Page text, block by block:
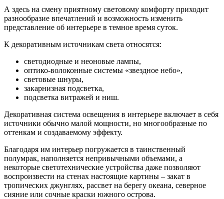
А здесь на смену приятному световому комфорту приходит
разнообразие впечатлений и возможность изменить
представление об интерьере в темное время суток.
К декоративным источникам света относятся:
светодиодные и неоновые лампы,
оптико-волоконные системы «звездное небо»,
световые шнуры,
закарнизная подсветка,
подсветка витражей и ниш.
Декоративная система освещения в интерьере включает в себя
источники обычно малой мощности, но многообразные по
оттенкам и создаваемому эффекту.
Благодаря им интерьер погружается в таинственный
полумрак, наполняется непривычными объемами, а
некоторые светотехнические устройства даже позволяют
воспроизвести на стенах настоящие картины – закат в
тропических джунглях, рассвет на берегу океана, северное
сияние или сочные краски южного острова.